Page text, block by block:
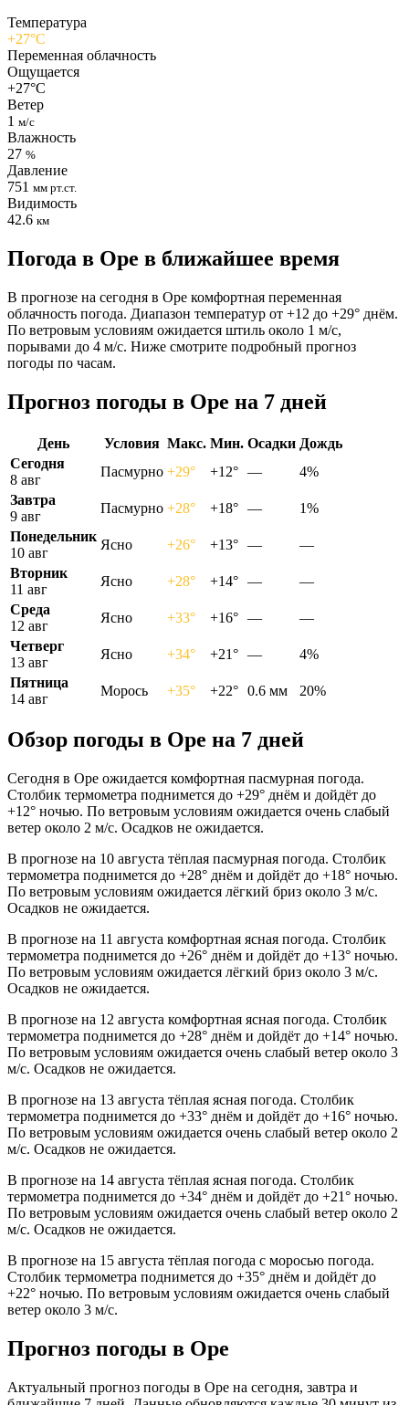
Температура
+27°C
Переменная облачность
Ощущается
+27°C
Ветер
1 м/с
Влажность
27 %
Давление
751 мм рт.ст.
Видимость
42.6 км
Погода в Оре в ближайшее время
В прогнозе на сегодня в Оре комфортная переменная
облачность погода. Диапазон температур от +12 до +29° днём.
По ветровым условиям ожидается штиль около 1 м/с,
порывами до 4 м/с. Ниже смотрите подробный прогноз
погоды по часам.
Прогноз погоды в Оре на 7 дней
День Условия Макс. Мин. Осадки Дождь
Сегодня
8 авг
Пасмурно +29° +12° —
4%
Завтра
9 авг
Пасмурно +28° +18° —
1%
Понедельник
10 авг
Ясно +26° +13° —
—
Вторник
11 авг
Ясно +28° +14° —
—
Среда
12 авг
Ясно +33° +16° —
—
Четверг
13 авг
Ясно +34° +21° —
4%
Пятница
14 авг
Морось +35° +22° 0.6 мм 20%
Обзор погоды в Оре на 7 дней
Сегодня в Оре ожидается комфортная пасмурная погода.
Столбик термометра поднимется до +29° днём и дойдёт до
+12° ночью. По ветровым условиям ожидается очень слабый
ветер около 2 м/с. Осадков не ожидается.
В прогнозе на 10 августа тёплая пасмурная погода. Столбик
термометра поднимется до +28° днём и дойдёт до +18° ночью.
По ветровым условиям ожидается лёгкий бриз около 3 м/с.
Осадков не ожидается.
В прогнозе на 11 августа комфортная ясная погода. Столбик
термометра поднимется до +26° днём и дойдёт до +13° ночью.
По ветровым условиям ожидается лёгкий бриз около 3 м/с.
Осадков не ожидается.
В прогнозе на 12 августа комфортная ясная погода. Столбик
термометра поднимется до +28° днём и дойдёт до +14° ночью.
По ветровым условиям ожидается очень слабый ветер около 3
м/с. Осадков не ожидается.
В прогнозе на 13 августа тёплая ясная погода. Столбик
термометра поднимется до +33° днём и дойдёт до +16° ночью.
По ветровым условиям ожидается очень слабый ветер около 2
м/с. Осадков не ожидается.
В прогнозе на 14 августа тёплая ясная погода. Столбик
термометра поднимется до +34° днём и дойдёт до +21° ночью.
По ветровым условиям ожидается очень слабый ветер около 2
м/с. Осадков не ожидается.
В прогнозе на 15 августа тёплая погода с моросью погода.
Столбик термометра поднимется до +35° днём и дойдёт до
+22° ночью. По ветровым условиям ожидается очень слабый
ветер около 3 м/с.
Прогноз погоды в Оре
Актуальный прогноз погоды в Оре на сегодня, завтра и